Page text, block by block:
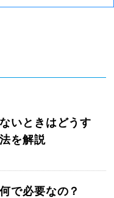
いときはどうす
を解説
で必要なの？